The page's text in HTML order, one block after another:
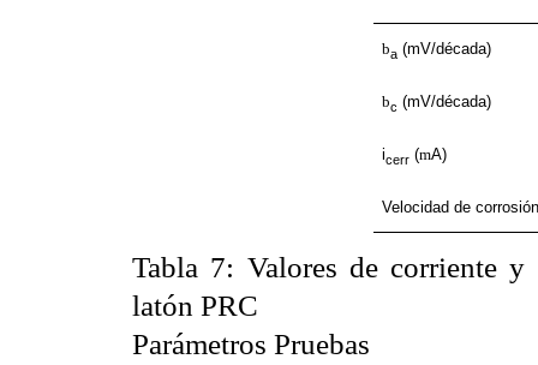
ba (mV/década)
bc (mV/década)
icerr (mA)
Velocidad de
Tabla 7: Valores de corriente
latón PRC
Parámetros Pruebas